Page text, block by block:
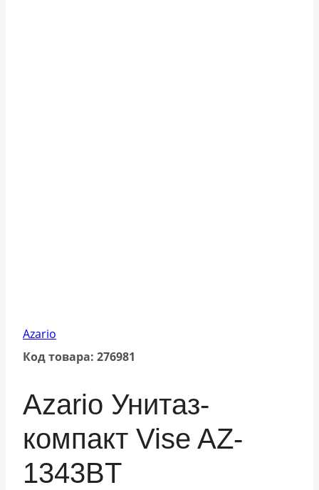
Azario
Код товара: 276981
Azario Унитаз-
компакт Vise AZ-
1343BT